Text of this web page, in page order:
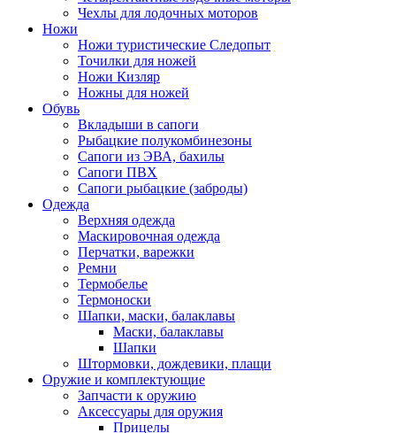
Чехлы для лодочных моторов
Ножи
Ножи туристические Следопыт
Точилки для ножей
Ножи Кизляр
Ножны для ножей
Обувь
Вкладыши в сапоги
Рыбацкие полукомбинезоны
Сапоги из ЭВА, бахилы
Сапоги ПВХ
Сапоги рыбацкие (заброды)
Одежда
Верхняя одежда
Маскировочная одежда
Перчатки, варежки
Ремни
Термобелье
Термоноски
Шапки, маски, балаклавы
Маски, балаклавы
Шапки
Штормовки, дождевики, плащи
Оружие и комплектующие
Запчасти к оружию
Аксессуары для оружия
Прицелы